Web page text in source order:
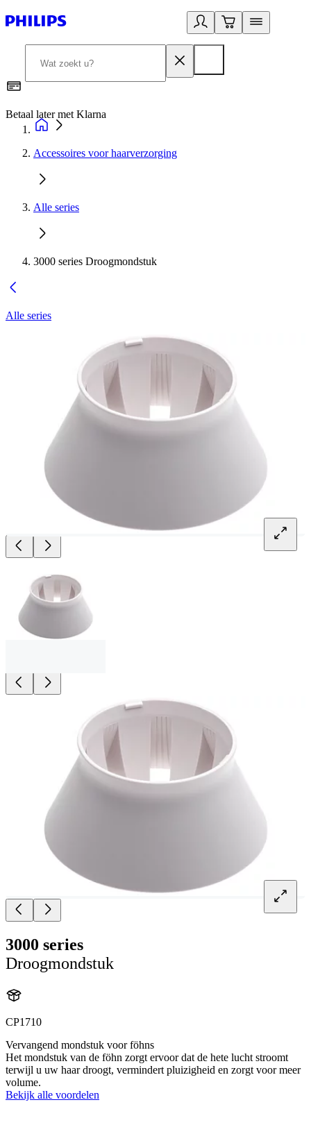
Betaal later met Klarna
Accessoires voor haarverzorging
Alle series
3000 series Droogmondstuk
Alle series
3000 series
Droogmondstuk
CP1710
Vervangend mondstuk voor föhns
Het mondstuk van de föhn zorgt ervoor dat de hete lucht stroomt
terwijl u uw haar droogt, vermindert pluizigheid en zorgt voor meer
volume.
Bekijk alle voordelen